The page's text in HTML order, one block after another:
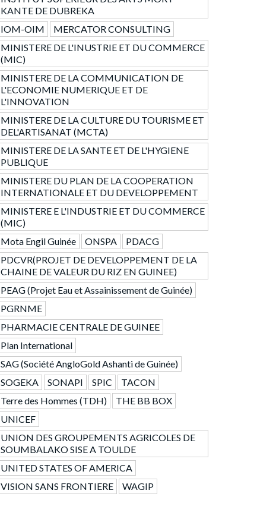
KANTE DE DUBREKA
IOM-OIM
MERCATOR CONSULTING
MINISTERE DE L'INUSTRIE ET DU COMMERCE
(MIC)
MINISTERE DE LA COMMUNICATION DE
L'ECONOMIE NUMERIQUE ET DE
L'INNOVATION
MINISTERE DE LA CULTURE DU TOURISME ET
DEL'ARTISANAT (MCTA)
MINISTERE DE LA SANTE ET DE L'HYGIENE
PUBLIQUE
MINISTERE DU PLAN DE LA COOPERATION
INTERNATIONALE ET DU DEVELOPPEMENT
MINISTERE E L'INDUSTRIE ET DU COMMERCE
(MIC)
Mota Engil Guinée
ONSPA
PDACG
PDCVR(PROJET DE DEVELOPPEMENT DE LA
CHAINE DE VALEUR DU RIZ EN GUINEE)
PEAG (Projet Eau et Assainissement de Guinée)
PGRNME
PHARMACIE CENTRALE DE GUINEE
Plan International
SAG (Société AngloGold Ashanti de Guinée)
SOGEKA
SONAPI SPIC
TACON
Terre des Hommes (TDH)
THE BB BOX
UNICEF
UNION DES GROUPEMENTS AGRICOLES DE
SOUMBALAKO SISE A TOULDE
UNITED STATES OF AMERICA
VISION SANS FRONTIERE
WAGIP